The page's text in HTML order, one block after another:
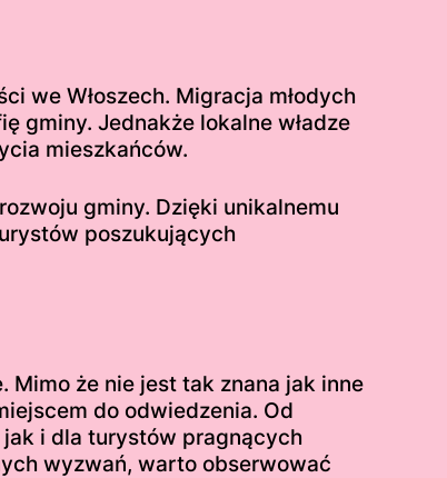
we Włoszech. Migracja młodych
gminy. Jednakże lokalne władze
mieszkańców.
gminy. Dzięki unikalnemu
poszukujących
Mimo że nie jest tak znana jak inne
do odwiedzenia. Od
i dla turystów pragnących
wyzwań, warto obserwować